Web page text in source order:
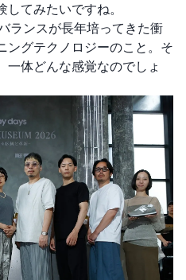
てみたいですね。
ランスが長年培ってきた衝
ングテクノロジーのこと。そ
一体どんな感覚なのでしょ